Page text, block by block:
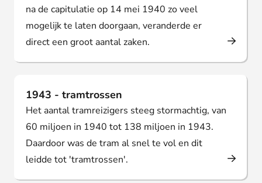
na de capitulatie op 14 mei 1940 zo veel
mogelijk te laten doorgaan, veranderde er
direct een groot aantal zaken.
1943 - tramtrossen
Het aantal tramreizigers steeg stormachtig, van
60 miljoen in 1940 tot 138 miljoen in 1943.
Daardoor was de tram al snel te vol en dit
leidde tot 'tramtrossen'.